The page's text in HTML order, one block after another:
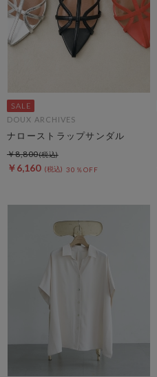
DOUX ARCHIVES
ナローストラップサンダル
￥6,160 30％OFF
￥8,800